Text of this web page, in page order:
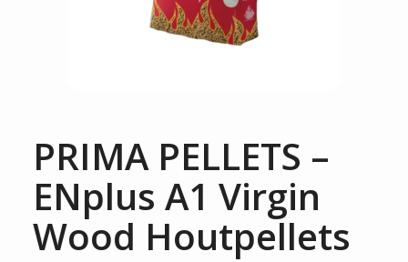
PRIMA PELLETS –
ENplus A1 Virgin
Wood Houtpellets